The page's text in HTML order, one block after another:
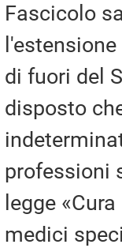
Fascicolo
di fuori del
disposto
professioni
legge
medici